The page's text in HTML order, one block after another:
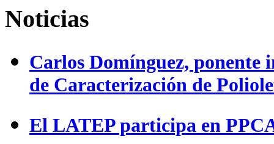
Noticias
Carlos Domínguez, ponente
de Caracterización de
El LATEP participa en